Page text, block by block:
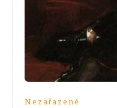
Nezařazené